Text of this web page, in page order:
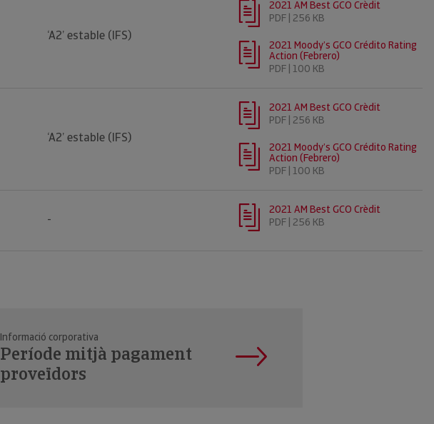
‘A2’ estable (IFS)
2021 AM Best GCO Crèdit
PDF | 256 KB
2021 Moody’s GCO Crédito Rating
Action (Febrero)
PDF | 100 KB
‘A2’ estable (IFS)
2021 AM Best GCO Crèdit
PDF | 256 KB
2021 Moody’s GCO Crédito Rating
Action (Febrero)
PDF | 100 KB
-
2021 AM Best GCO Crèdit
PDF | 256 KB
Informació corporativa
Període mitjà pagament
proveïdors